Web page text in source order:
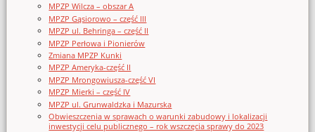
MPZP Wilcza – obszar A
MPZP Gąsiorowo – część III
MPZP ul. Behringa – część II
MPZP Perłowa i Pionierów
Zmiana MPZP Kunki
MPZP Ameryka-część II
MPZP Mrongowiusza-część VI
MPZP Mierki – część IV
MPZP ul. Grunwaldzka i Mazurska
Obwieszczenia w sprawach o warunki zabudowy i lokalizacji
inwestycji celu publicznego – rok wszczęcia sprawy do 2023